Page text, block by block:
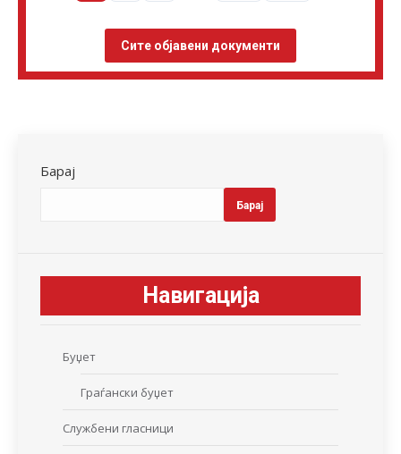
Сите објавени документи
Барај
Барај
Навигација
Буџет
Граѓански буџет
Службени гласници